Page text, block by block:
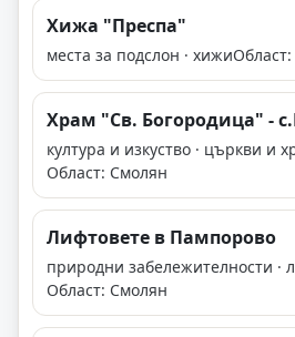
Хижа "Преспа"
места за подслон · хижи
Храм "Св. Богородица" -
култура и изкуство · църкви и
Област: Смолян
Лифтовете в Пампорово
природни забележителности ·
Област: Смолян